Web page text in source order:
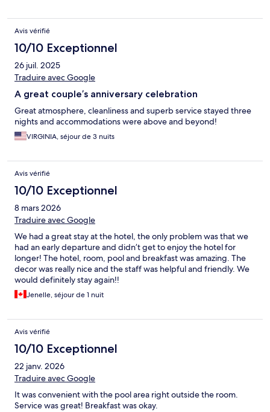
Avis vérifié
10/10 Exceptionnel
26 juil. 2025
Traduire avec Google
A great couple’s anniversary celebration
Great atmosphere, cleanliness and superb service stayed three
nights and accommodations were above and beyond!
VIRGINIA, séjour de 3 nuits
Avis vérifié
10/10 Exceptionnel
8 mars 2026
Traduire avec Google
We had a great stay at the hotel, the only problem was that we
had an early departure and didn’t get to enjoy the hotel for
longer! The hotel, room, pool and breakfast was amazing. The
decor was really nice and the staff was helpful and friendly. We
would definitely stay again!!
Jenelle, séjour de 1 nuit
Avis vérifié
10/10 Exceptionnel
22 janv. 2026
Traduire avec Google
It was convenient with the pool area right outside the room.
Service was great! Breakfast was okay.